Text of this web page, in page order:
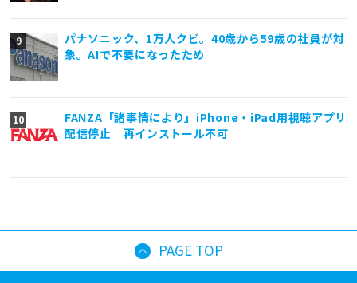
パナソニック、1万人クビ。40歳から59歳の社員が対
象。AIで不要になったため
FANZA「諸事情により」iPhone・iPad用視聴アプリ
配信停止 再インストール不可
PAGE TOP